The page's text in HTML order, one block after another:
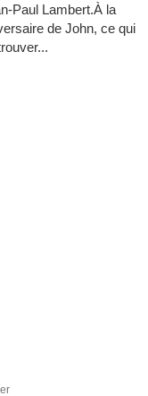
Paul Lambert.À la
de John, ce qui